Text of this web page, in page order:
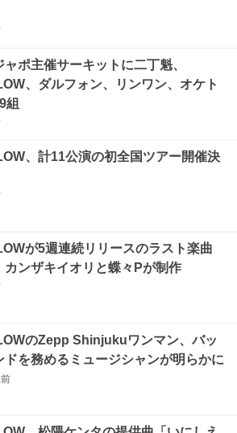
ャポ主催サーキットに二丁魁、
、ダルフォン、リンワン、オケト
組
、計11公演の初全国ツアー開催決
が5週連続リリースのラスト楽曲
カンザキイオリと蝶々Pが制作
のZepp Shinjukuワンマン、バッ
ドを務めるミュージシャンが明らかに
前